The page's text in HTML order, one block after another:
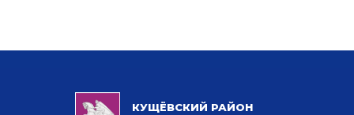
КУЩЁВСКИЙ РАЙОН